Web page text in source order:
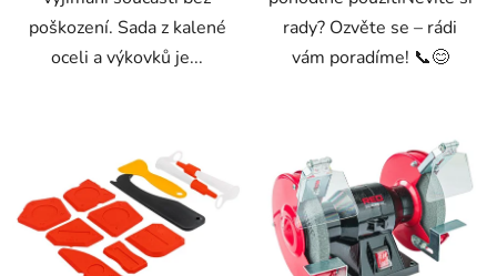
poškození. Sada z kalené
oceli a výkovků je...
rady? Ozvěte se – rádi
vám poradíme! 📞😊